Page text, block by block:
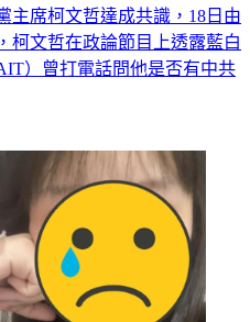
主席柯文哲達成共識，18日由
柯文哲在政論節目上透露藍白
）曾打電話問他是否有中共